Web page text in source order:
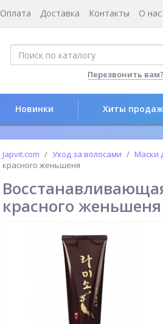
Оплата Доставка Контакты О нас
Перезвонить вам?
Новинки Хиты продаж
Japvit.com Уход за волосами Маски
красного женьшеня
красного женьшеня